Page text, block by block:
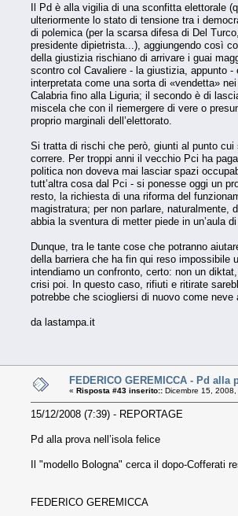
Il Pd è alla vigilia di una sconfitta elettorale
ulteriormente lo stato di tensione tra i
di polemica (per la scarsa difesa di Del
presidente dipietrista...), aggiungendo così
della giustizia rischiano di arrivare i guai
scontro col Cavaliere - la giustizia, appunto
interpretata come una sorta di «vendetta»
Calabria fino alla Liguria; il secondo è di
miscela che con il riemergere di vere o
proprio marginali dell’elettorato.
Si tratta di rischi che però, giunti al punto cui
correre. Per troppi anni il vecchio Pci ha
politica non doveva mai lasciar spazi
tutt’altra cosa dal Pci - si ponesse oggi un
resto, la richiesta di una riforma del
magistratura; per non parlare, naturalmente,
abbia la sventura di metter piede in un’aula
Dunque, tra le tante cose che potranno
della barriera che ha fin qui reso
intendiamo un confronto, certo: non un
crisi poi. In questo caso, rifiuti e ritirate
potrebbe che sciogliersi di nuovo come neve
da lastampa.it
FEDERICO GEREMICCA - Pd alla
« Risposta #43 inserito:: Dicembre 15,
15/12/2008 (7:39) - REPORTAGE
Pd alla prova nell’isola felice
Il "modello Bologna" cerca il dopo-Cofferati
FEDERICO GEREMICCA